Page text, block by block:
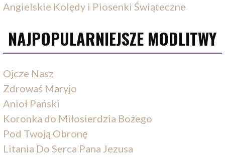
Angielskie Kolędy i Piosenki Świąteczne
NAJPOPULARNIEJSZE MODLITWY
Ojcze Nasz
Zdrowaś Maryjo
Anioł Pański
Koronka do Miłosierdzia Bożego
Pod Twoją Obronę
Litania Do Serca Pana Jezusa